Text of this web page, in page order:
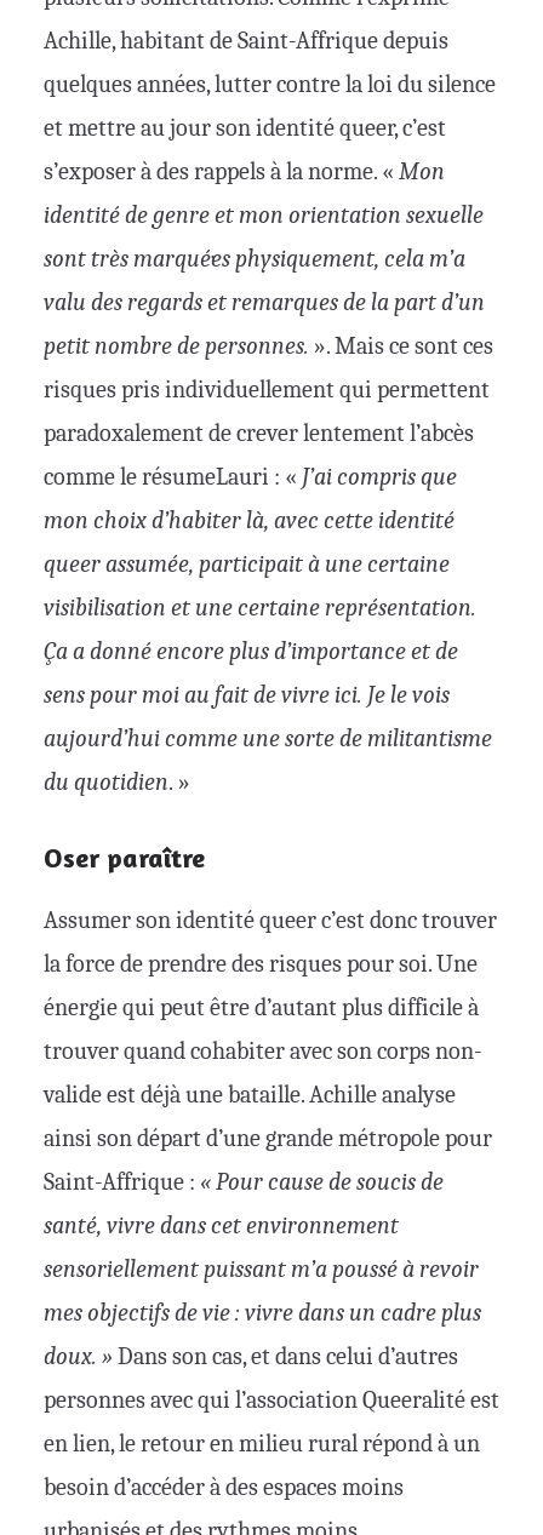
Achille, habitant de Saint-Affrique depuis
quelques années, lutter contre la loi du silence
et mettre au jour son identité queer, c’est
s’exposer à des rappels à la norme. « Mon
identité de genre et mon orientation sexuelle
sont très marqué·es physiquement, cela m’a
valu des regards et remarques de la part d’un
petit nombre de personnes. ». Mais ce sont ces
risques pris individuellement qui permettent
paradoxalement de crever lentement l’abcès
comme le résumeLauri : « J’ai compris que
mon choix d’habiter là, avec cette identité
queer assumée, participait à une certaine
visibilisation et une certaine représentation.
Ça a donné encore plus d’importance et de
sens pour moi au fait de vivre ici. Je le vois
aujourd’hui comme une sorte de militantisme
du quotidien. »
Oser paraître
Assumer son identité queer c’est donc trouver
la force de prendre des risques pour soi. Une
énergie qui peut être d’autant plus difficile à
trouver quand cohabiter avec son corps non-
valide est déjà une bataille. Achille analyse
ainsi son départ d’une grande métropole pour
Saint-Affrique : « Pour cause de soucis de
santé, vivre dans cet environnement
sensoriellement puissant m’a poussé à revoir
mes objectifs de vie : vivre dans un cadre plus
doux. » Dans son cas, et dans celui d’autres
personnes avec qui l’association Queeralité est
en lien, le retour en milieu rural répond à un
besoin d’accéder à des espaces moins